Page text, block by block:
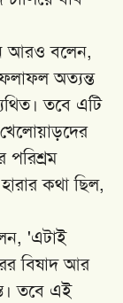
আরও বলেন,
অত্যন্ত
তবে এটি
পরিশ্রম
কথা ছিল,
'এটাই
বিষাদ আর
তবে এই